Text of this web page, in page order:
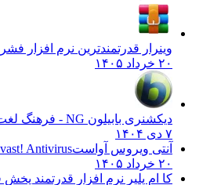
وینرار قدرتمندترین نرم افزار
۲۰ خرداد ۱۴۰۵
دیکشنری بابیلون NG - فرهنگ لغت کامپیوتر
۷ دی ۱۴۰۴
آنتی ویروس آواستAntivirus
۲۰ خرداد ۱۴۰۵
کا ام پلیر نرم افزار قدرتمند